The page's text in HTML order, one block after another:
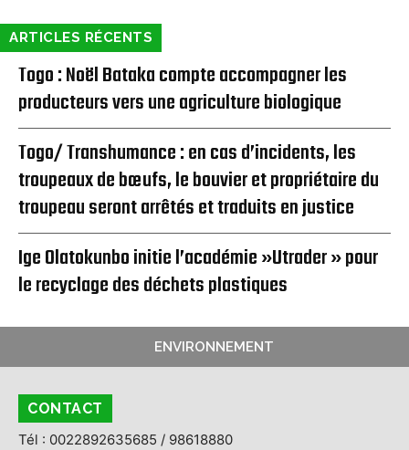
ARTICLES RÉCENTS
Togo : Noël Bataka compte accompagner les
producteurs vers une agriculture biologique
Togo/ Transhumance : en cas d’incidents, les
troupeaux de bœufs, le bouvier et propriétaire du
troupeau seront arrêtés et traduits en justice
Ige Olatokunbo initie l’académie »Utrader » pour
le recyclage des déchets plastiques
ENVIRONNEMENT
CONTACT
Tél : 0022892635685 / 98618880